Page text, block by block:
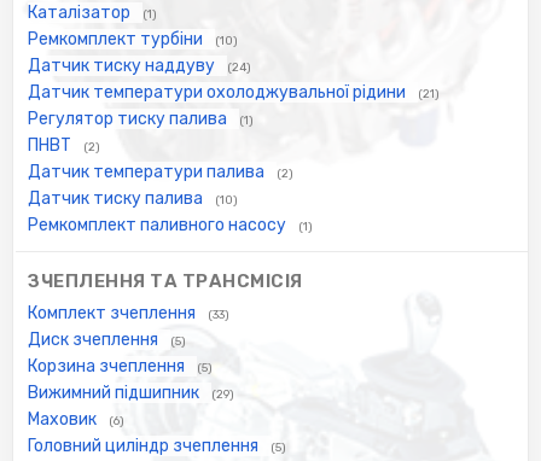
Каталізатор (1)
Ремкомплект турбіни (10)
Датчик тиску наддуву (24)
Датчик температури охолоджувальної рідини (21)
Регулятор тиску палива (1)
ПНВТ (2)
Датчик температури палива (2)
Датчик тиску палива (10)
Ремкомплект паливного насосу (1)
ЗЧЕПЛЕННЯ ТА ТРАНСМІСІЯ
Комплект зчеплення (33)
Диск зчеплення (5)
Корзина зчеплення (5)
Вижимний підшипник (29)
Маховик (6)
Головний циліндр зчеплення (5)